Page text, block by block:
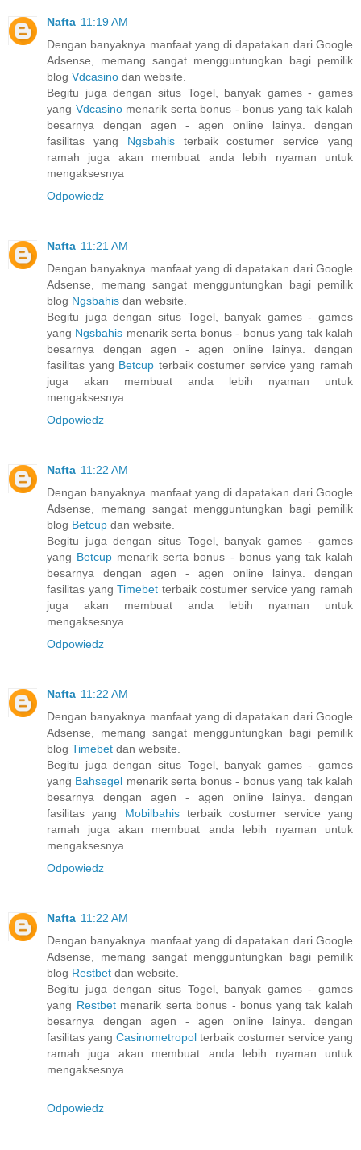
Nafta 11:19 AM
Dengan banyaknya manfaat yang di dapatakan dari Google
Adsense, memang sangat mengguntungkan bagi pemilik
blog Vdcasino dan website.
Begitu juga dengan situs Togel, banyak games - games
yang Vdcasinomenarik serta bonus - bonus yang tak kalah
besarnya dengan agen - agen online lainya. dengan
fasilitas yang Ngsbahisterbaik costumer service yang
ramah juga akan membuat anda lebih nyaman untuk
mengaksesnya
Odpowiedz
Nafta 11:21 AM
Dengan banyaknya manfaat yang di dapatakan dari Google
Adsense, memang sangat mengguntungkan bagi pemilik
blog Ngsbahis dan website.
Begitu juga dengan situs Togel, banyak games - games
yang Ngsbahis menarik serta bonus - bonus yang tak kalah
besarnya dengan agen - agen online lainya. dengan
fasilitas yang Betcup terbaik costumer service yang ramah
juga akan membuat anda lebih nyaman untuk
mengaksesnya
Odpowiedz
Nafta 11:22 AM
Dengan banyaknya manfaat yang di dapatakan dari Google
Adsense, memang sangat mengguntungkan bagi pemilik
blog Betcup dan website.
Begitu juga dengan situs Togel, banyak games - games
yang Betcup menarik serta bonus - bonus yang tak kalah
besarnya dengan agen - agen online lainya. dengan
fasilitas yangTimebet terbaik costumer service yang ramah
juga akan membuat anda lebih nyaman untuk
mengaksesnya
Odpowiedz
Nafta 11:22 AM
Dengan banyaknya manfaat yang di dapatakan dari Google
Adsense, memang sangat mengguntungkan bagi pemilik
blog Timebet dan website.
Begitu juga dengan situs Togel, banyak games - games
yang Bahsegel menarik serta bonus - bonus yang tak kalah
besarnya dengan agen - agen online lainya. dengan
fasilitas yang Mobilbahisterbaik costumer service yang
ramah juga akan membuat anda lebih nyaman untuk
mengaksesnya
Odpowiedz
Nafta 11:22 AM
Dengan banyaknya manfaat yang di dapatakan dari Google
Adsense, memang sangat mengguntungkan bagi pemilik
blog Restbet dan website.
Begitu juga dengan situs Togel, banyak games - games
yang Restbetmenarik serta bonus - bonus yang tak kalah
besarnya dengan agen - agen online lainya. dengan
fasilitas yang Casinometropol terbaik costumer service yang
ramah juga akan membuat anda lebih nyaman untuk
mengaksesnya
Odpowiedz